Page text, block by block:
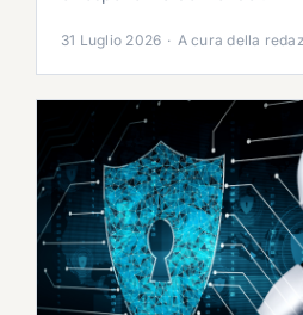
31 Luglio 2026 · A cura della